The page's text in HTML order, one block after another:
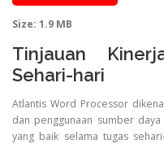
Size: 1.9 MB
Tinjauan
Sehari-hari
Atlantis Word Processor
dan penggunaan sumber
yang baik selama tugas